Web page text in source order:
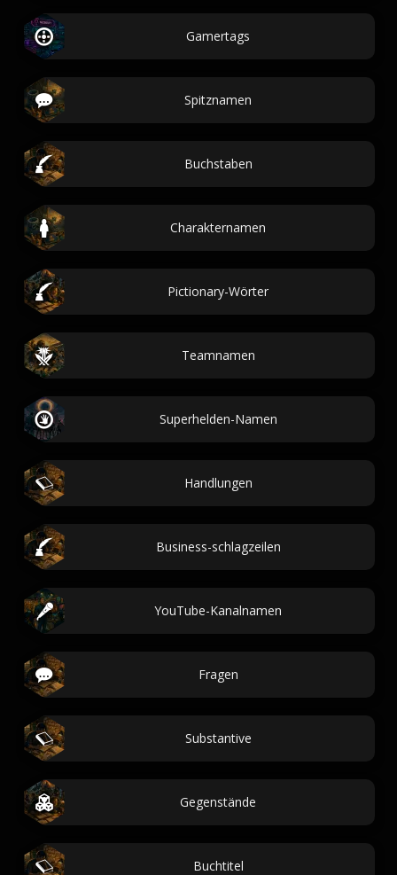
Gamertags
Spitznamen
Buchstaben
Charakternamen
Pictionary-Wörter
Teamnamen
Superhelden-Namen
Handlungen
Business-schlagzeilen
YouTube-Kanalnamen
Fragen
Substantive
Gegenstände
Buchtitel